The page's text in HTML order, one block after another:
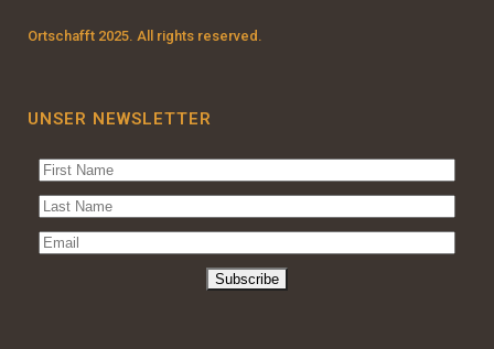
Ortschafft 2025. All rights reserved.
UNSER NEWSLETTER